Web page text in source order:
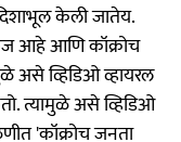
केली जातेय.
आहे आणि कॉक्रोच
असे व्हिडिओ व्हायरल
त्यामुळे असे व्हिडिओ
'कॉक्रोच जनता